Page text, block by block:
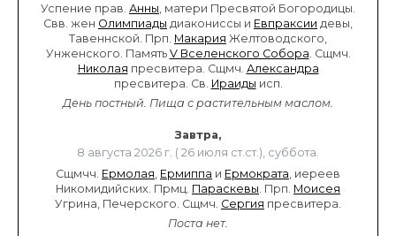
Успение прав. Анны , матери Пресвятой Богородицы.
Свв. жен Олимпиады диакониссы и Евпраксии девы,
Тавеннской. Прп. Макария Желтоводского,
Унженского. Память V Вселенского Собора . Сщмч.
Николая пресвитера. Сщмч. Александра
пресвитера. Св. Ираиды исп.
День постный. Пища с растительным маслом.
Завтра,
8 августа 2026 г. ( 26 июля ст.ст.), суббота.
Сщмчч. Ермолая Ермиппа и Ермократа , иереев
Никомидийских. Прмц. Параскевы . Прп. Моисея
Угрина, Печерского. Сщмч. Сергия пресвитера.
Поста нет.